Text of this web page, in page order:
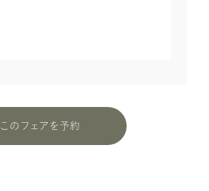
このフェアを予約